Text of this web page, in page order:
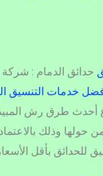
حدائق الدمام : شركة
خدمات التنسيق
أحدث طرق رش
حولها وذلك
للحدائق بأقل